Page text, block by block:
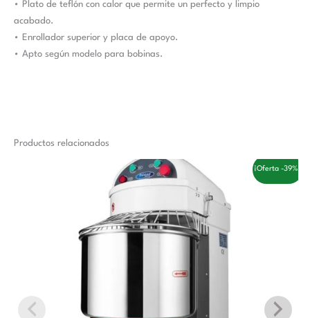
• Plato de teflón con calor que permite un perfecto y limpio
acabado.
• Enrollador superior y placa de apoyo.
• Apto según modelo para bobinas.
Productos relacionados
¡Oferta -39%!
1.433,00 €.
precio
actual
es:
881,00 €.